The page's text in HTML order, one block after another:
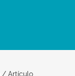
/Artículo